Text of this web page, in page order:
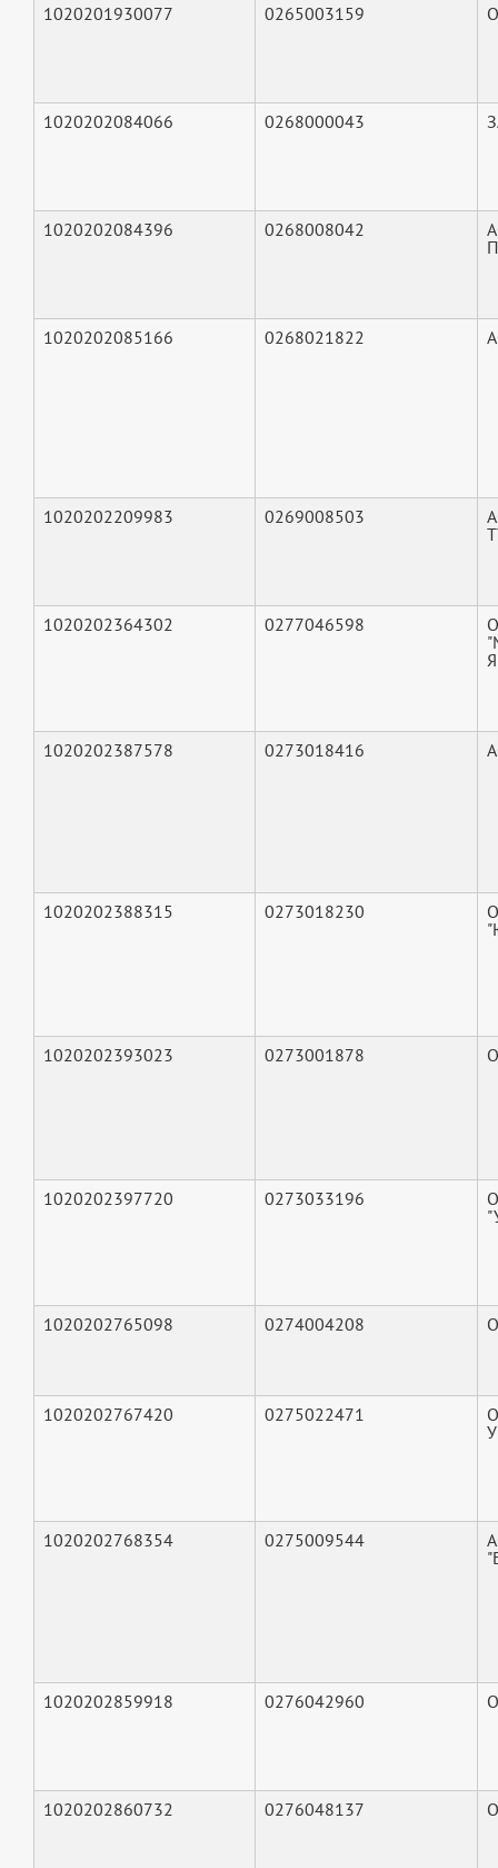
1020201930077 0265003159
1020202084066 0268000043
1020202084396 0268008042
1020202085166 0268021822
1020202209983 0269008503
1020202364302 0277046598
1020202387578 0273018416
1020202388315 0273018230
1020202393023 0273001878
1020202397720 0273033196
1020202765098 0274004208
1020202767420 0275022471
1020202768354 0275009544
1020202859918 0276042960
1020202860732 0276048137